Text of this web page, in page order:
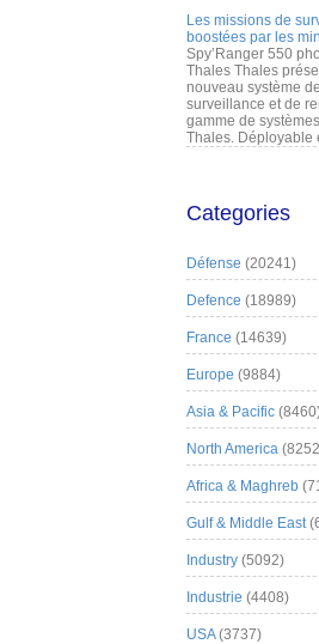
Les missions de
boostées par les
Spy’Ranger 550
Thales Thales
nouveau système
surveillance et de
gamme de
Thales. Déployable
Categories
Défense (20241)
Defence (18989)
France (14639)
Europe (9884)
Asia & Pacific
North America
Africa & Maghreb
Gulf & Middle East
Industry (5092)
Industrie (4408)
USA(3737)